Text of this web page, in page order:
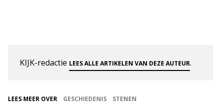
KIJK-redactie LEES ALLE ARTIKELEN VAN DEZE AUTEUR.
LEES MEER OVER GESCHIEDENIS STENEN